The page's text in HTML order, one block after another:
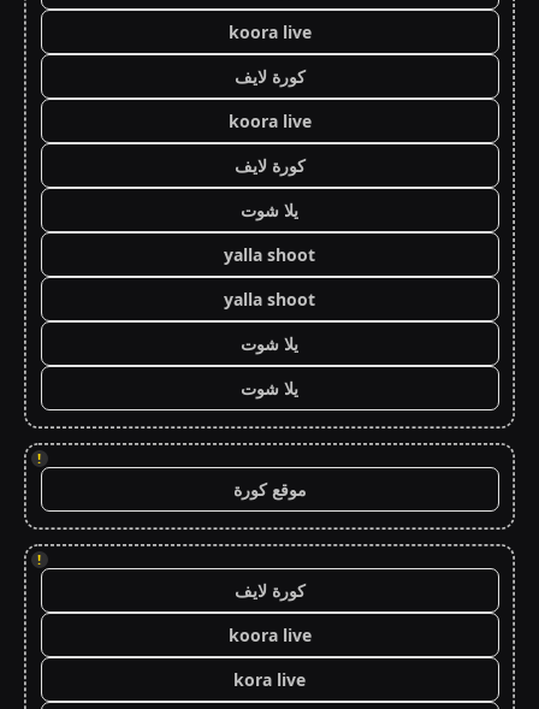
koora live
كورة لايف
koora live
كورة لايف
يلا شوت
yalla shoot
yalla shoot
يلا شوت
يلا شوت
!
موقع كورة
!
كورة لايف
koora live
kora live